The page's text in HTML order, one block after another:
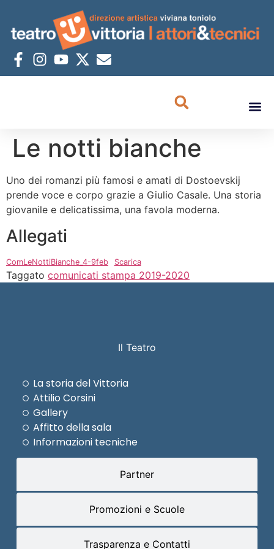
Le notti bianche
Uno dei romanzi più famosi e amati di Dostoevskij
prende voce e corpo grazie a Giulio Casale. Una storia
giovanile e delicatissima, una favola moderna.
Allegati
ComLeNottiBianche_4-9feb Scarica
Taggato comunicati stampa 2019-2020
Il Teatro
Partner
Promozioni e Scuole
Trasparenza e Contatti
La storia del Vittoria
Attilio Corsini
Gallery
Affitto della sala
Informazioni tecniche